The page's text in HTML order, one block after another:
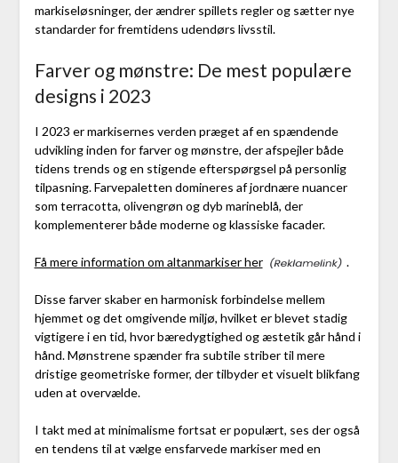
markiseløsninger, der ændrer spillets regler og sætter nye
standarder for fremtidens udendørs livsstil.
Farver og mønstre: De mest populære
designs i 2023
I 2023 er markisernes verden præget af en spændende
udvikling inden for farver og mønstre, der afspejler både
tidens trends og en stigende efterspørgsel på personlig
tilpasning. Farvepaletten domineres af jordnære nuancer
som terracotta, olivengrøn og dyb marineblå, der
komplementerer både moderne og klassiske facader.
Få mere information om altanmarkiser her .
Disse farver skaber en harmonisk forbindelse mellem
hjemmet og det omgivende miljø, hvilket er blevet stadig
vigtigere i en tid, hvor bæredygtighed og æstetik går hånd i
hånd. Mønstrene spænder fra subtile striber til mere
dristige geometriske former, der tilbyder et visuelt blikfang
uden at overvælde.
I takt med at minimalisme fortsat er populært, ses der også
en tendens til at vælge ensfarvede markiser med en